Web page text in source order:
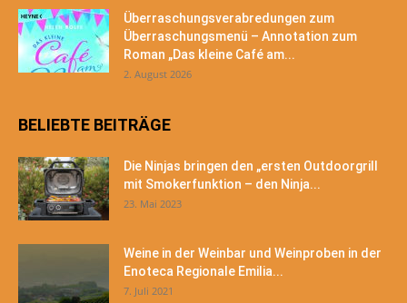
Überraschungsverabredungen zum
Überraschungsmenü – Annotation zum
Roman „Das kleine Café am...
2. August 2026
BELIEBTE BEITRÄGE
Die Ninjas bringen den „ersten Outdoorgrill
mit Smokerfunktion – den Ninja...
23. Mai 2023
Weine in der Weinbar und Weinproben in der
Enoteca Regionale Emilia...
7. Juli 2021